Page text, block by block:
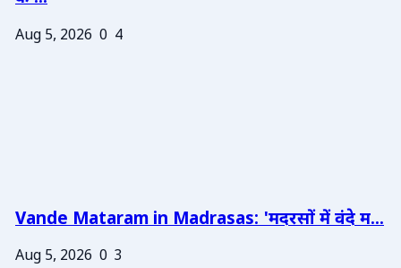
Aug 5, 2026 0 4
Vande Mataram in Madrasas: 'मदरसों में वंदे म...
Aug 5, 2026 0 3